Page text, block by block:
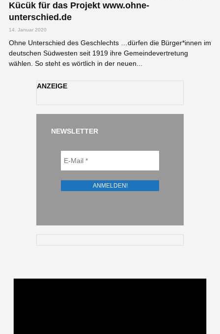
Kücük für das Projekt www.ohne-
unterschied.de
14. Januar 2020
Ohne Unterschied des Geschlechts …dürfen die Bürger*innen im
deutschen Südwesten seit 1919 ihre Gemeindevertretung
wählen. So steht es wörtlich in der neuen...
ANZEIGE
NEWSLETTER